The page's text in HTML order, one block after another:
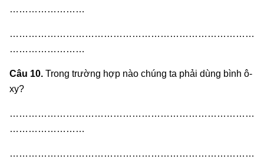
……………………
……………………………………………………………………
……………………
Câu 10. Trong trường hợp nào chúng ta phải dùng bình ô-
xy?
……………………………………………………………………
……………………
……………………………………………………………………